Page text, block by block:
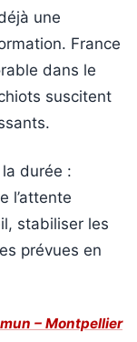
une
France
dans le
suscitent
durée :
l’attente
stabiliser les
prévues en
– Montpellier